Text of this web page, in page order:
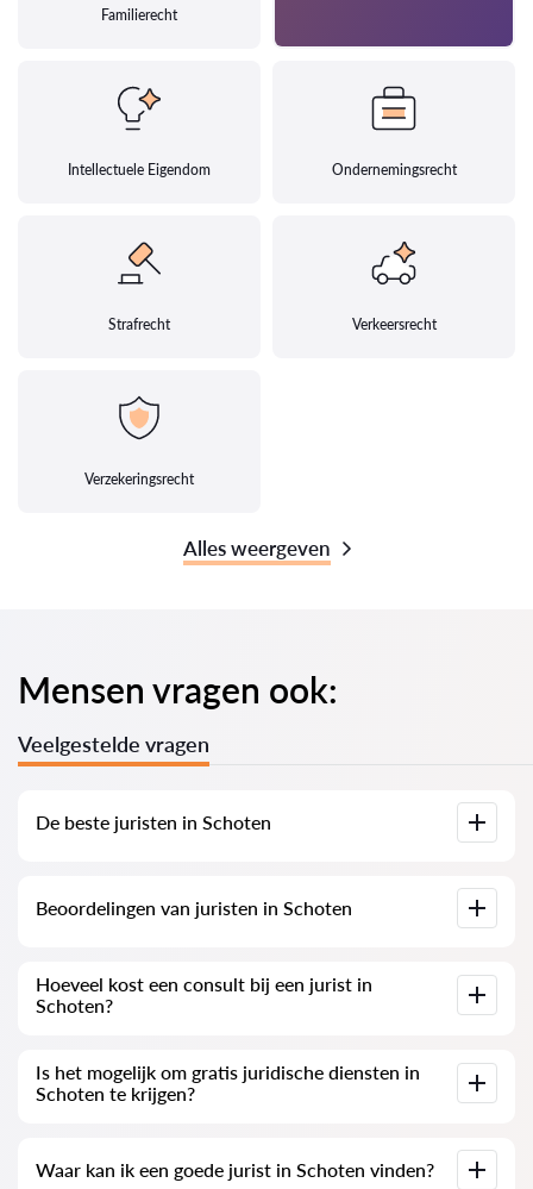
Familierecht
Intellectuele Eigendom Ondernemingsrecht
Strafrecht Verkeersrecht
Verzekeringsrecht
Alles weergeven
Mensen vragen ook:
Veelgestelde vragen
De beste juristen in Schoten
Schoten met volledige informatie. Prijzen, beoordelingen,
telefoonnummers en adressen.
Beoordelingen van juristen in Schoten
verzameld. We verwijderen geen negatieve beoordelingen en
er is geen mogelijkheid om deze te manipuleren.
Hoeveel kost een consult bij een jurist in
Schoten?
kan hoger zijn (de prijzen kunnen variëren afhankelijk van de
complexiteit van de vraag en de vorm van het antwoord).
Is het mogelijk om gratis juridische diensten in
Schoten te krijgen?
deze te stellen. Als het geen complexe vraag is en snel kan
Waar kan ik een goede jurist in Schoten vinden?